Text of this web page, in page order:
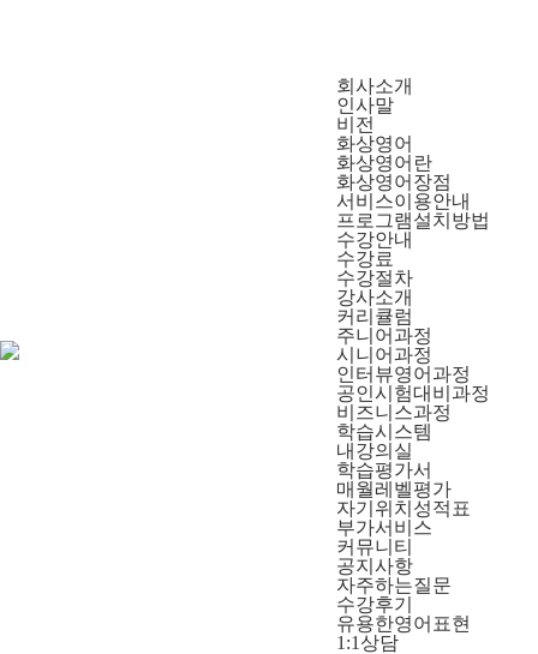
회사소개
인사말
비전
화상영어
화상영어란
화상영어장점
서비스이용안내
프로그램설치방법
수강안내
수강료
수강절차
강사소개
커리큘럼
주니어과정
시니어과정
인터뷰영어과정
공인시험대비과정
비즈니스과정
학습시스템
내강의실
학습평가서
매월레벨평가
자기위치성적표
부가서비스
커뮤니티
공지사항
자주하는질문
수강후기
유용한영어표현
1:1상담